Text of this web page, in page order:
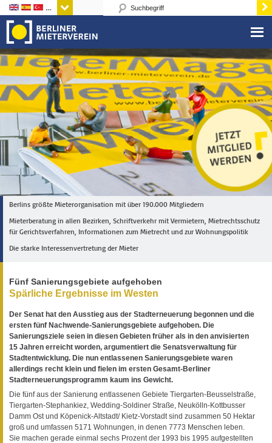
Sprachen
Berlins größte Mieterorganisation mit über 190.000 Mitgliedern
Mieterberatung in allen Bezirken, Schriftverkehr mit Vermietern, Mietrechtsschutz
für Gerichtsverfahren, Informationen zum Mietrecht und zur Wohnungspolitik
Die starke Interessenvertretung der Mieter
Fünf Sanierungsgebiete aufgehoben
Spärliche Ergebnisse im Westen
Der Senat hat den Ausstieg aus der Stadterneuerung begonnen und die
ersten fünf Nachwende-Sanierungsgebiete aufgehoben. Die
Sanierungsziele seien in diesen Gebieten früher als in den anvisierten
15 Jahren erreicht worden, argumentiert die Senatsverwaltung für
Stadtentwicklung. Die nun entlassenen Sanierungsgebiete waren
allerdings recht klein und fielen im ersten Gesamt-Berliner
Stadterneuerungsprogramm kaum ins Gewicht.
Die fünf aus der Sanierung entlassenen Gebiete Tiergarten-Beusselstraße,
Tiergarten-Stephankiez, Wedding-Soldiner Straße, Neukölln-Kottbusser
Damm Ost und Köpenick-Altstadt/ Kietz-Vorstadt sind zusammen 50 Hektar
groß und umfassen 5171 Wohnungen, in denen 7773 Menschen leben.
Sie machen gerade einmal sechs Prozent der 1993 bis 1995 aufgestellten